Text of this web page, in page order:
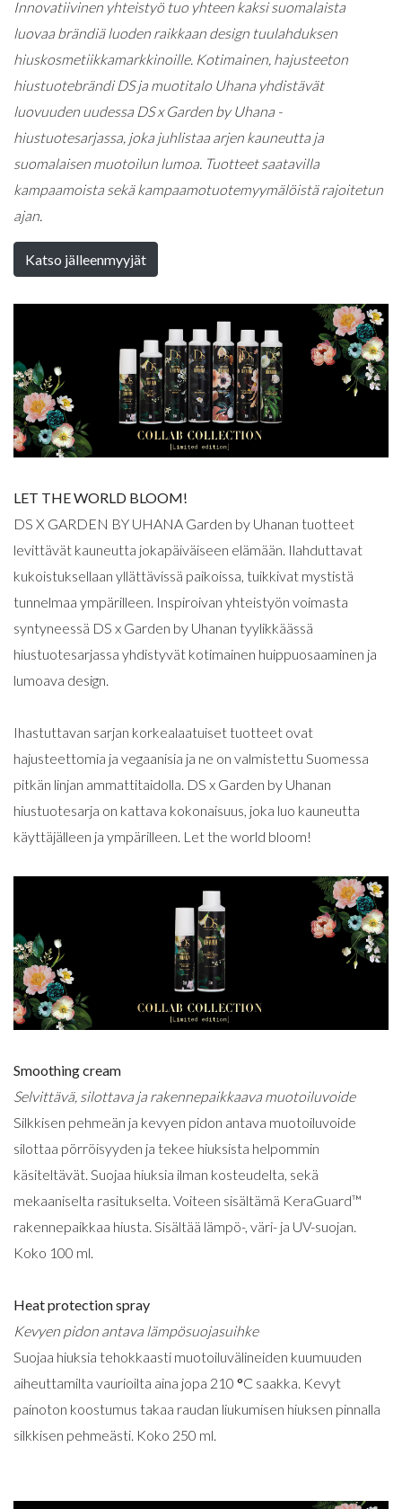
Innovatiivinen yhteistyö tuo yhteen kaksi suomalaista
luovaa brändiä luoden raikkaan design tuulahduksen
hiuskosmetiikkamarkkinoille. Kotimainen, hajusteeton
hiustuotebrändi DS ja muotitalo Uhana yhdistävät
luovuuden uudessa DS x Garden by Uhana -
hiustuotesarjassa, joka juhlistaa arjen kauneutta ja
suomalaisen muotoilun lumoa. Tuotteet saatavilla
kampaamoista sekä kampaamotuotemyymälöistä rajoitetun
ajan.
Katso jälleenmyyjät
LET THE WORLD BLOOM!
DS X GARDEN BY UHANA Garden by Uhanan tuotteet
levittävät kauneutta jokapäiväiseen elämään. Ilahduttavat
kukoistuksellaan yllättävissä paikoissa, tuikkivat mystistä
tunnelmaa ympärilleen. Inspiroivan yhteistyön voimasta
syntyneessä DS x Garden by Uhanan tyylikkäässä
hiustuotesarjassa yhdistyvät kotimainen huippuosaaminen ja
lumoava design.
Ihastuttavan sarjan korkealaatuiset tuotteet ovat
hajusteettomia ja vegaanisia ja ne on valmistettu Suomessa
pitkän linjan ammattitaidolla. DS x Garden by Uhanan
hiustuotesarja on kattava kokonaisuus, joka luo kauneutta
käyttäjälleen ja ympärilleen. Let the world bloom!
Smoothing cream
Selvittävä, silottava ja rakennepaikkaava muotoiluvoide
Silkkisen pehmeän ja kevyen pidon antava muotoiluvoide
silottaa pörröisyyden ja tekee hiuksista helpommin
käsiteltävät. Suojaa hiuksia ilman kosteudelta, sekä
mekaaniselta rasitukselta. Voiteen sisältämä KeraGuard™
rakennepaikkaa hiusta. Sisältää lämpö-, väri- ja UV-suojan.
Koko 100 ml.
Heat protection spray
Kevyen pidon antava lämpösuojasuihke
Suojaa hiuksia tehokkaasti muotoiluvälineiden kuumuuden
aiheuttamilta vaurioilta aina jopa 210 °C saakka. Kevyt
painoton koostumus takaa raudan liukumisen hiuksen pinnalla
silkkisen pehmeästi. Koko 250 ml.